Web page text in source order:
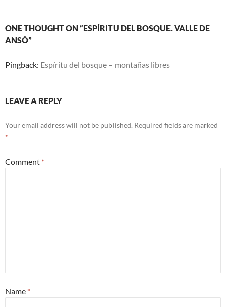
ONE THOUGHT ON “ESPÍRITU DEL BOSQUE. VALLE DE
ANSÓ”
Pingback: Espíritu del bosque – montañas libres
LEAVE A REPLY
Your email address will not be published. Required fields are marked
*
Comment *
Name *